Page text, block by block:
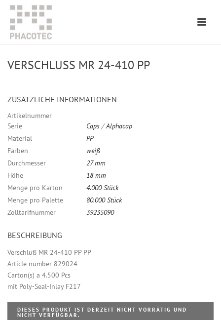
VERSCHLUSS MR 24-410 PP
ZUSÄTZLICHE INFORMATIONEN
Artikelnummer
Serie
Caps /Alphacap
Material
PP
Farben
weiß
Durchmesser
27 mm
Höhe
18 mm
Menge pro Karton
4.000 Stück
Menge pro Palette
80.000 Stück
Zolltarifnummer
39235090
BESCHREIBUNG
Verschluß MR 24-410 PP PP
Article number 829024
Carton(s) a 4.500 Pcs
mit Poly-Seal-Inlay F217
DIESES PRODUKT IST DERZEIT NICHT VORRÄTIG UND
NICHT VERFÜGBAR.